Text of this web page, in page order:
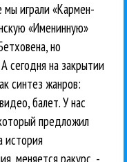
играли «Кармен-
«Именинную»
но
сегодня на закрытии
синтез жанров:
балет. У нас
предложил
история